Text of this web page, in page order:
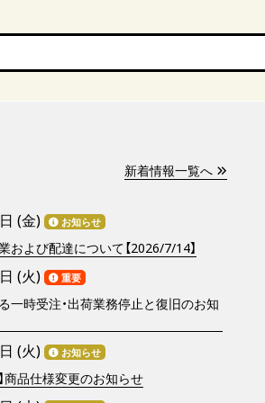
新着情報一覧へ
(金) お知らせ
および配達について【2026/7/14】
(火) 重要
る一時受注・出荷業務停止と復旧のお知
(火) お知らせ
商品仕様変更のお知らせ